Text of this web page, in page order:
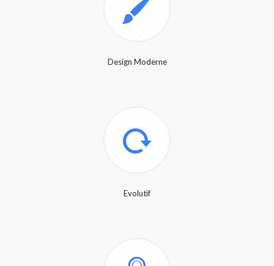
Design Moderne
Evolutif